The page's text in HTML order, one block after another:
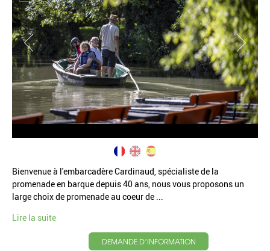
Bienvenue à l'embarcadère Cardinaud, spécialiste de la
promenade en barque depuis 40 ans, nous vous proposons un
large choix de promenade au coeur de ...
Lire la suite
DEMANDE D’INFORMATION